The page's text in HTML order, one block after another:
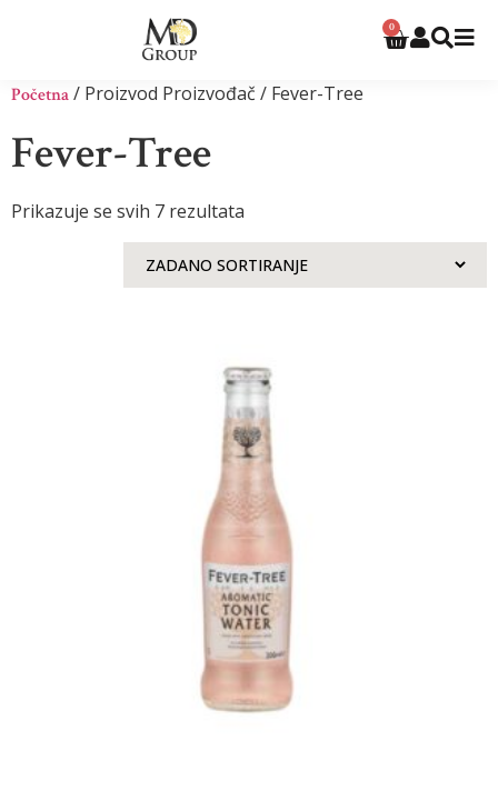
0
Početna/ Proizvod Proizvođač / Fever-Tree
Fever-Tree
Prikazuje se svih 7 rezultata